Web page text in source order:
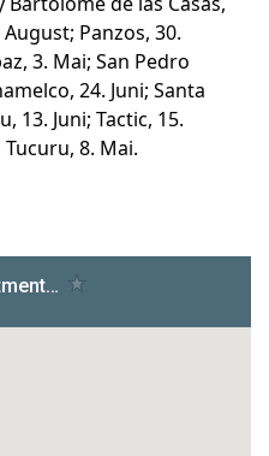
Panzos, 30.
3. Mai; San Pedro
24. Juni; Santa
13. Juni; Tactic, 15.
8. Mai.